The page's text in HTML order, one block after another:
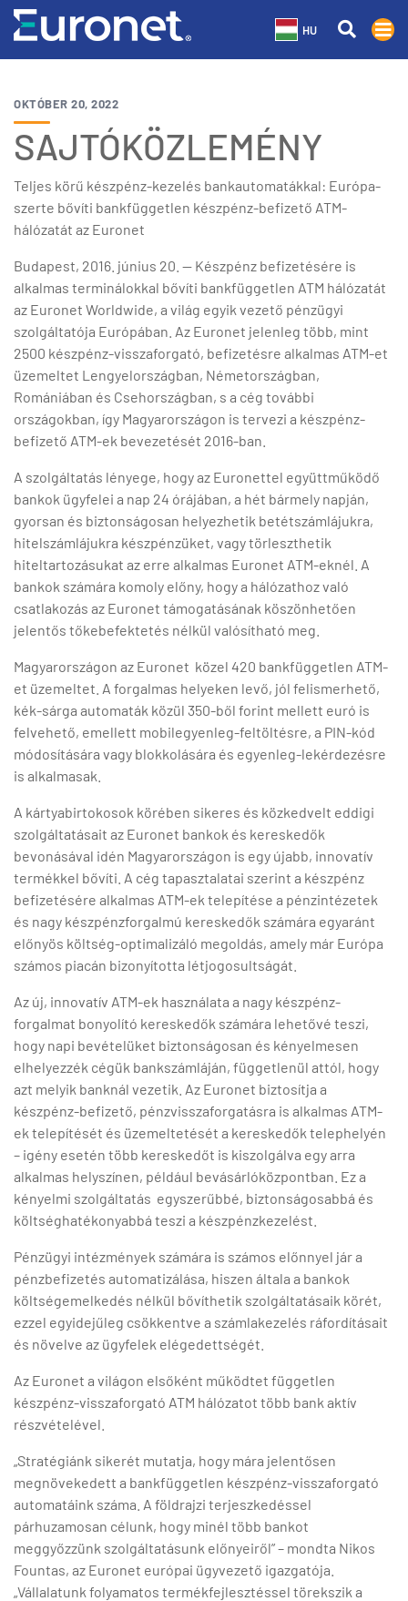
HU
OKTÓBER 20, 2022
SAJTÓKÖZLEMÉNY
Teljes körű készpénz-kezelés bankautomatákkal: Európa-
szerte bővíti bankfüggetlen készpénz-befizető ATM-
hálózatát az Euronet
Budapest, 2016. június 20. — Készpénz befizetésére is
alkalmas terminálokkal bővíti bankfüggetlen ATM hálózatát
az Euronet Worldwide, a világ egyik vezető pénzügyi
szolgáltatója Európában. Az Euronet jelenleg több, mint
2500 készpénz-visszaforgató, befizetésre alkalmas ATM-et
üzemeltet Lengyelországban, Németországban,
Romániában és Csehországban, s a cég további
országokban, így Magyarországon is tervezi a készpénz-
befizető ATM-ek bevezetését 2016-ban.
A szolgáltatás lényege, hogy az Euronettel együttműködő
bankok ügyfelei a nap 24 órájában, a hét bármely napján,
gyorsan és biztonságosan helyezhetik betétszámlájukra,
hitelszámlájukra készpénzüket, vagy törleszthetik
hiteltartozásukat az erre alkalmas Euronet ATM-eknél. A
bankok számára komoly előny, hogy a hálózathoz való
csatlakozás az Euronet támogatásának köszönhetően
jelentős tőkebefektetés nélkül valósítható meg.
Magyarországon az Euronet közel 420 bankfüggetlen ATM-
et üzemeltet. A forgalmas helyeken levő, jól felismerhető,
kék-sárga automaták közül 350-ből forint mellett euró is
felvehető, emellett mobilegyenleg-feltöltésre, a PIN-kód
módosítására vagy blokkolására és egyenleg-lekérdezésre
is alkalmasak.
A kártyabirtokosok körében sikeres és közkedvelt eddigi
szolgáltatásait az Euronet bankok és kereskedők
bevonásával idén Magyarországon is egy újabb, innovatív
termékkel bővíti. A cég tapasztalatai szerint a készpénz
befizetésére alkalmas ATM-ek telepítése a pénzintézetek
és nagy készpénzforgalmú kereskedők számára egyaránt
előnyös költség-optimalizáló megoldás, amely már Európa
számos piacán bizonyította létjogosultságát.
Az új, innovatív ATM-ek használata a nagy készpénz-
forgalmat bonyolító kereskedők számára lehetővé teszi,
hogy napi bevételüket biztonságosan és kényelmesen
elhelyezzék cégük bankszámláján, függetlenül attól, hogy
azt melyik banknál vezetik. Az Euronet biztosítja a
készpénz-befizető, pénzvisszaforgatásra is alkalmas ATM-
ek telepítését és üzemeltetését a kereskedők telephelyén
– igény esetén több kereskedőt is kiszolgálva egy arra
alkalmas helyszínen, például bevásárlóközpontban. Ez a
kényelmi szolgáltatás egyszerűbbé, biztonságosabbá és
költséghatékonyabbá teszi a készpénzkezelést.
Pénzügyi intézmények számára is számos előnnyel jár a
pénzbefizetés automatizálása, hiszen általa a bankok
költségemelkedés nélkül bővíthetik szolgáltatásaik körét,
ezzel egyidejűleg csökkentve a számlakezelés ráfordításait
és növelve az ügyfelek elégedettségét.
Az Euronet a világon elsőként működtet független
készpénz-visszaforgató ATM hálózatot több bank aktív
részvételével.
„Stratégiánk sikerét mutatja, hogy mára jelentősen
megnövekedett a bankfüggetlen készpénz-visszaforgató
automatáink száma. A földrajzi terjeszkedéssel
párhuzamosan célunk, hogy minél több bankot
meggyőzzünk szolgáltatásunk előnyeiről” – mondta Nikos
Fountas, az Euronet európai ügyvezető igazgatója.
„Vállalatunk folyamatos termékfejlesztéssel törekszik a